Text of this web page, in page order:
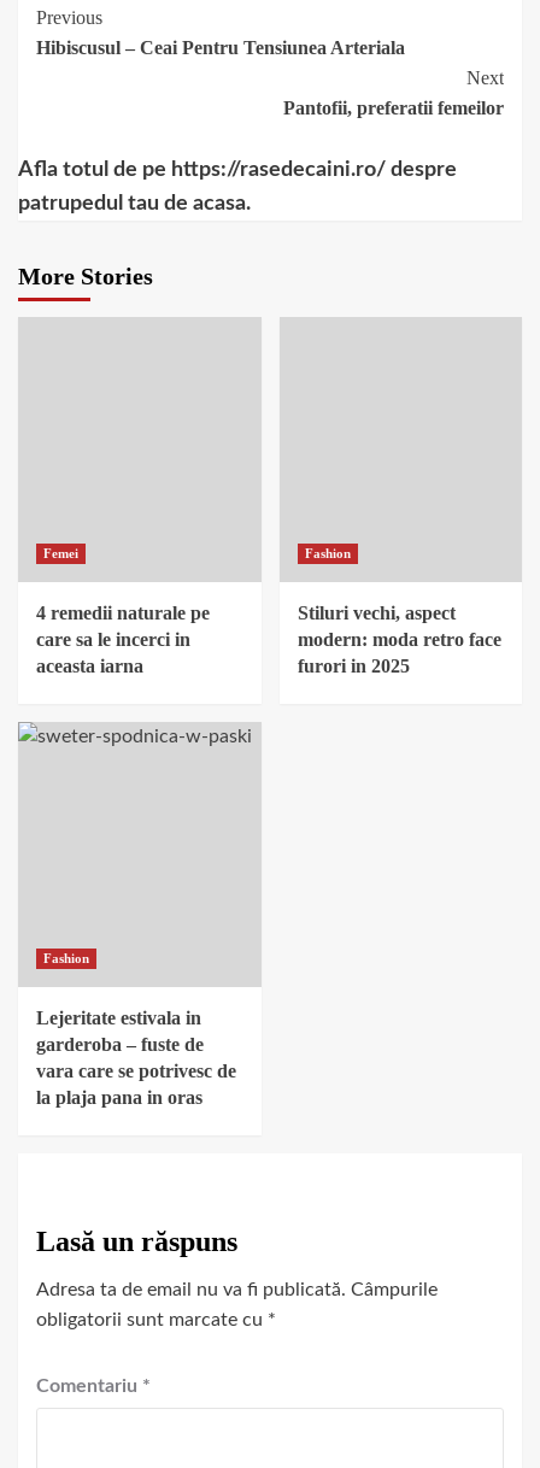
Continue
Reading
Previous
Hibiscusul – Ceai Pentru Tensiunea Arteriala
Next
Pantofii, preferatii femeilor
Afla totul de pe https://rasedecaini.ro/ despre
patrupedul tau de acasa.
More Stories
Femei
4 remedii naturale pe
care sa le incerci in
aceasta iarna
Fashion
Stiluri vechi, aspect
modern: moda retro face
furori in 2025
Fashion
Lejeritate estivala in
garderoba – fuste de
vara care se potrivesc de
la plaja pana in oras
Lasă un răspuns
Adresa ta de email nu va fi publicată. Câmpurile
obligatorii sunt marcate cu *
Comentariu *